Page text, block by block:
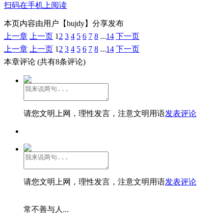
扫码在手机上阅读
本页内容由用户【bujdy】分享发布
上一章
上一页 1 2 3 4 5 6 7 8 ...14 下一页
上一章
上一页 1 2 3 4 5 6 7 8 ...14 下一页
本章评论 (共有8条评论)
请您文明上网，理性发言，注意文明用语发表评论
请您文明上网，理性发言，注意文明用语发表评论
常不善与人...